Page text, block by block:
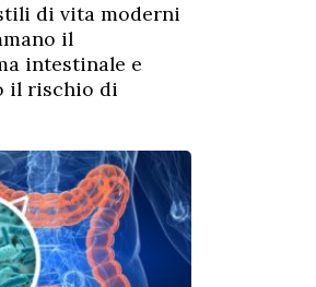
di vita moderni
il
intestinale e
il rischio di